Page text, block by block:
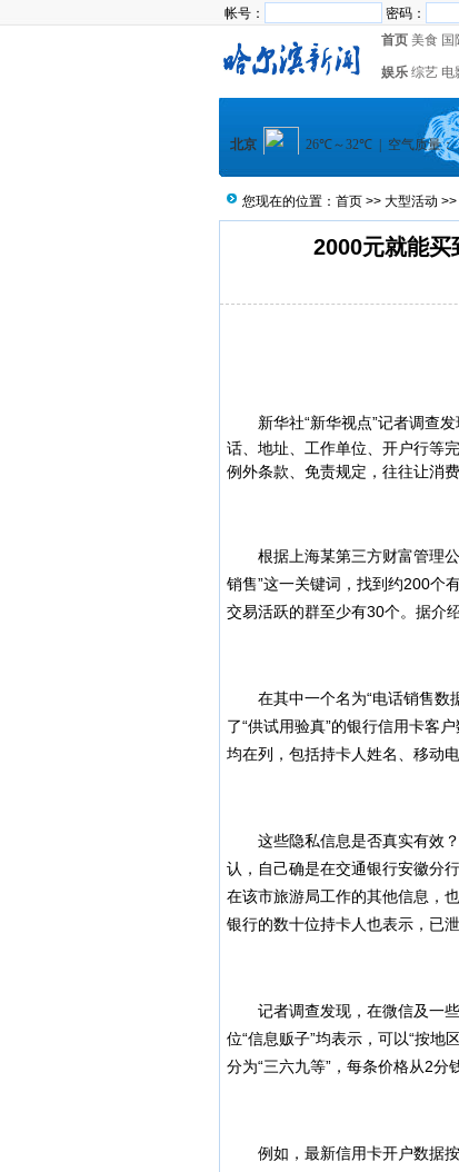
帐号： 密码：
首页 美食 国
娱乐 综艺 电
您现在的位置： 首页 >> 大型活动
2000元就能买
新华社“新华视点”记者调查
话、地址、工作单位、开户行等
例外条款、免责规定，往往让消费
根据上海某第三方财富管理公
销售”这一关键词，找到约200个
交易活跃的群至少有30个。据介
在其中一个名为“电话销售数
了“供试用验真”的银行信用卡客
均在列，包括持卡人姓名、移动
这些隐私信息是否真实有效？
认，自己确是在交通银行安徽分
在该市旅游局工作的其他信息，
银行的数十位持卡人也表示，已
记者调查发现，在微信及一些
位“信息贩子”均表示，可以“按地
分为“三六九等”，每条价格从2分
例如，最新信用卡开户数据按